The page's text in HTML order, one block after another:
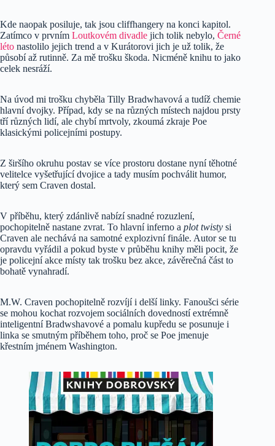
Kde naopak posiluje, tak jsou cliffhangery na konci kapitol.
Zatímco v prvním Loutkovém divadle jich tolik nebylo, Černé
léto nastolilo jejich trend a v Kurátorovi jich je už tolik, že
působí až rutinně. Za mě trošku škoda. Nicméně knihu to jako
celek nesráží.
Na úvod mi trošku chyběla Tilly Bradwhavová a tudíž chemie
hlavní dvojky. Případ, kdy se na různých místech najdou prsty
tří různých lidí, ale chybí mrtvoly, zkoumá zkraje Poe
klasickými policejními postupy.
Z širšího okruhu postav se více prostoru dostane nyní těhotné
velitelce vyšetřující dvojice a tady musím pochválit humor,
který sem Craven dostal.
V příběhu, který zdánlivě nabízí snadné rozuzlení,
pochopitelně nastane zvrat. To hlavní inferno a plot twisty si
Craven ale nechává na samotné explozivní finále. Autor se tu
opravdu vyřádil a pokud byste v průběhu knihy měli pocit, že
je policejní akce místy tak trošku bez akce, závěrečná část to
bohatě vynahradí.
M.W. Craven pochopitelně rozvíjí i delší linky. Fanoušci série
se mohou kochat rozvojem sociálních dovedností extrémně
inteligentní Bradwshavové a pomalu kupředu se posunuje i
linka se smutným příběhem toho, proč se Poe jmenuje
křestním jménem Washington.